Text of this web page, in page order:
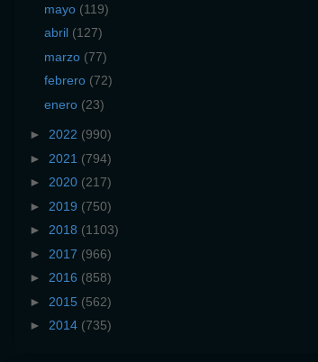
mayo (119)
abril (127)
marzo (77)
febrero (72)
enero (23)
► 2022 (990)
► 2021 (794)
► 2020 (217)
► 2019 (750)
► 2018 (1103)
► 2017 (966)
► 2016 (858)
► 2015 (562)
► 2014 (735)